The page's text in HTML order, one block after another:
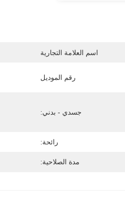
اسم العلامة التجارية
رقم الموديل
جسدي - بدني:
رائحة:
مدة الصلاحية: